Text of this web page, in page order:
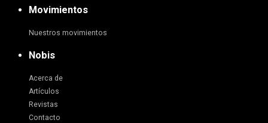
Movimientos
Nuestros movimientos
Nobis
Acerca de
Artículos
Revistas
Contacto